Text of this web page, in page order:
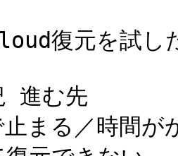
復元を試し
進む先
止まる／時間